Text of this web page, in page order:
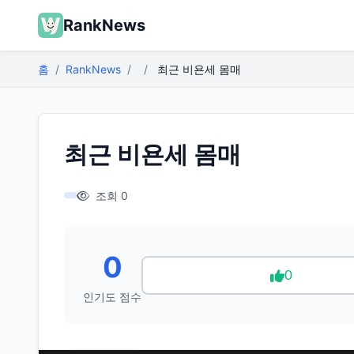
RankNews
홈 RankNews 최근 비욘세 몸매
최근 비욘세 몸매
조회 0
0
인기도 점수
0